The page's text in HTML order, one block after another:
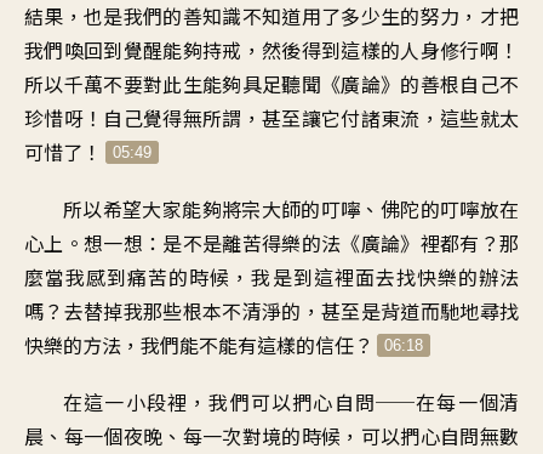
結果，也是我們的善知識不知道用了多少生的努力，才把
我們喚回到覺醒能夠持戒，然後得到這樣的人身修行啊！
所以千萬不要對此生能夠具足聽聞《廣論》的善根自己不
珍惜呀！自己覺得無所謂，甚至讓它付諸東流，這些就太
可惜了！
05:49
所以希望大家能夠將宗大師的叮嚀、佛陀的叮嚀放在
心上。想一想：是不是離苦得樂的法《廣論》裡都有？那
麼當我感到痛苦的時候，我是到這裡面去找快樂的辦法
嗎？去替掉我那些根本不清淨的，甚至是背道而馳地尋找
快樂的方法，我們能不能有這樣的信任？
06:18
在這一小段裡，我們可以捫心自問──在每一個清
晨、每一個夜晚、每一次對境的時候，可以捫心自問無數